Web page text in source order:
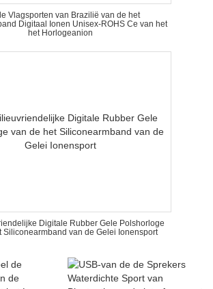
Vlagsporten van Brazilië van de het
Digitaal Ionen Unisex-ROHS Ce van het
het Horlogeanion
Digitale Rubber Gele Polshorloge
Siliconearmband van de Gelei Ionensport